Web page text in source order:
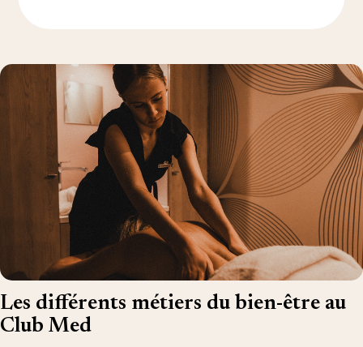
Les différents métiers du bien-être au
Club Med